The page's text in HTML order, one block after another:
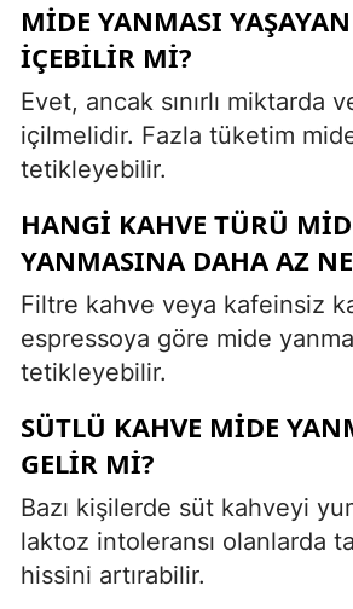
MIDE YANMASI
IÇEBILIR MI?
Evet, ancak sınırlı miktarda
içilmelidir. Fazla tüketim mide
tetikleyebilir.
HANGI KAHVE TÜRÜ
YANMASINA DAHA AZ
Filtre kahve veya kafeinsiz
espressoya göre mide
tetikleyebilir.
SÜTLÜ KAHVE MIDE
GELIR MI?
Bazı kişilerde süt kahveyi
laktoz intoleransı olanlarda
hissini artırabilir.